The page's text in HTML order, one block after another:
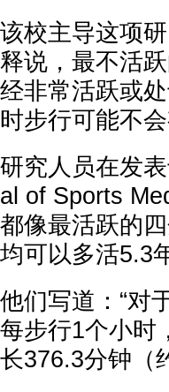
该校主导这项
释说，最不活
经非常活跃或
时步行可能不会
研究人员在发
al of Sports
都像最活跃的
均可以多活5.3
他们写道：“对
每步行1个小时
长376.3分钟（